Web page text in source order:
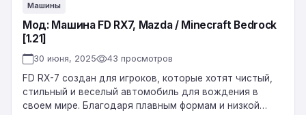
Машины
Мод: Машина FD RX7, Mazda / Minecraft Bedrock
[1.21]
30 июня, 2025 43 просмотров
FD RX-7 создан для игроков, которые хотят чистый,
стильный и веселый автомобиль для вождения в
своем мире. Благодаря плавным формам и низкой